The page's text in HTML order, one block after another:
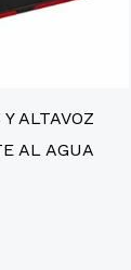
ALTAVOZ
AL AGUA